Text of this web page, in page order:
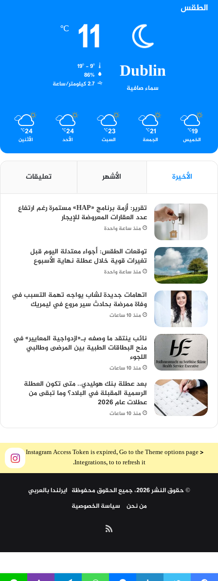
الطقس
Dublin
سماء صافية
11
℃
19º - 9º
86%
2.7 كيلومتر/ساعة
19
℃
الخميس
21
℃
الجمعة
23
℃
السبت
24
℃
الأحد
24
℃
الأثنين
الأخيرة الأشهر تعليقات
تقرير: أزمة برنامج «HAP» مستمرة رغم ارتفاع
عدد العقارات المعروضة للإيجار
منذ ساعة واحدة
توقعات الطقس: أجواء معتدلة اليوم قبل
تغيرات قوية خلال عطلة نهاية الأسبوع
منذ ساعة واحدة
اتهامات جديدة لشاب يواجه تهمة التسبب في
وفاة ممرضة بحادث سير مروع في ليمريك
منذ 10 ساعات
نائب ينتقد ما وصفه بـ«ازدواجية المعايير» في
منح البطاقات الطبية بين المرضى وطالبي
اللجوء
منذ 10 ساعات
بعد عطلة بنك هوليدي.. متى تكون العطلة
الرسمية المقبلة في البلاد؟ وما تبقى من
عطلات عام 2026
منذ 10 ساعات
The Instagram Access Token is expired, Go to the Theme options page >
Integrations, to to refresh it.
© حقوق النشر 2026، جميع الحقوق محفوظة ايرلندا بالعربي
من نحن
سياسة الخصوصية
الموقع
RSS
arabdublin.iebyIreland in Arabic Organizationis licensed under